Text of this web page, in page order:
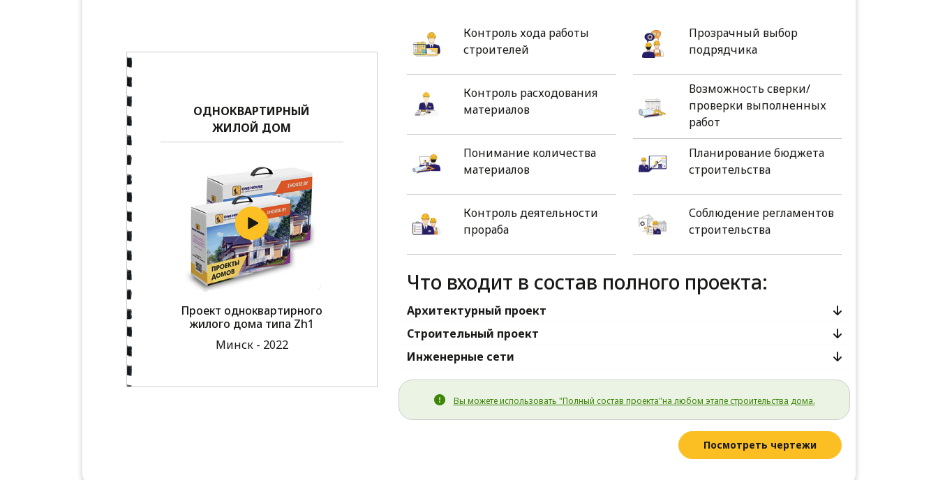
ОДНОКВАРТИРНЫЙ
ЖИЛОЙ ДОМ
Проект одноквартирного
жилого дома типа Zh1
Минск - 2022
Контроль хода работы
строителей
Прозрачный выбор
подрядчика
Контроль расходования
материалов
Возможность сверки/
проверки выполненных
работ
Понимание количества
материалов
Планирование бюджета
строительства
Контроль деятельности
прораба
Соблюдение регламентов
строительства
Что входит в состав полного проекта:
Архитектурный проект
Строительный проект
Инженерные сети
Вы можете использовать "Полный состав проекта"на любом этапе строительства дома.
Посмотреть чертежи